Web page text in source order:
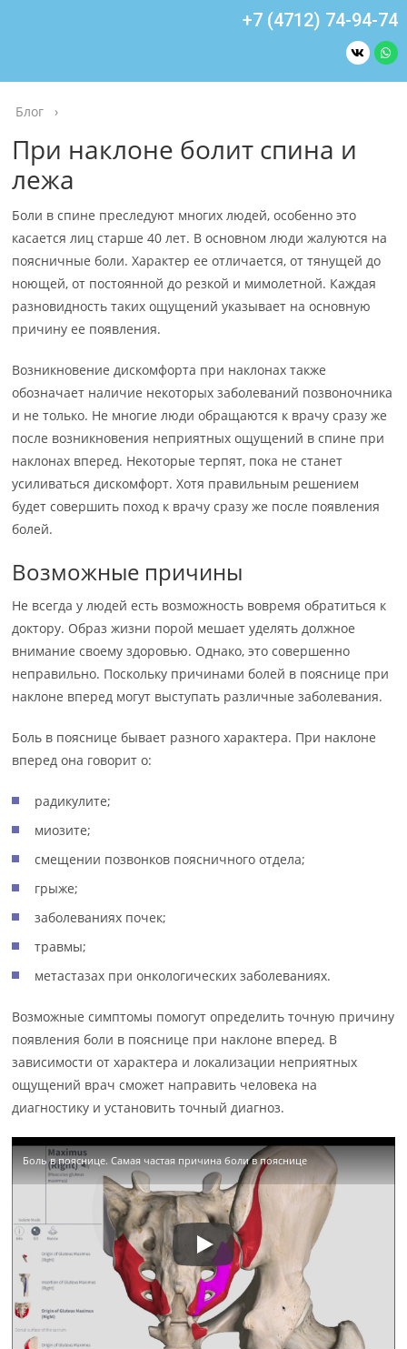
+7 (4712) 74-94-74
Блог ›
При наклоне болит спина и
лежа
Боли в спине преследуют многих людей, особенно это
касается лиц старше 40 лет. В основном люди жалуются на
поясничные боли. Характер ее отличается, от тянущей до
ноющей, от постоянной до резкой и мимолетной. Каждая
разновидность таких ощущений указывает на основную
причину ее появления.
Возникновение дискомфорта при наклонах также
обозначает наличие некоторых заболеваний позвоночника
и не только. Не многие люди обращаются к врачу сразу же
после возникновения неприятных ощущений в спине при
наклонах вперед. Некоторые терпят, пока не станет
усиливаться дискомфорт. Хотя правильным решением
будет совершить поход к врачу сразу же после появления
болей.
Возможные причины
Не всегда у людей есть возможность вовремя обратиться к
доктору. Образ жизни порой мешает уделять должное
внимание своему здоровью. Однако, это совершенно
неправильно. Поскольку причинами болей в пояснице при
наклоне вперед могут выступать различные заболевания.
Боль в пояснице бывает разного характера. При наклоне
вперед она говорит о:
радикулите;
миозите;
смещении позвонков поясничного отдела;
грыже;
заболеваниях почек;
травмы;
метастазах при онкологических заболеваниях.
Возможные симптомы помогут определить точную причину
появления боли в пояснице при наклоне вперед. В
зависимости от характера и локализации неприятных
ощущений врач сможет направить человека на
диагностику и установить точный диагноз.
Боль в пояснице. Самая частая причина боли в пояснице